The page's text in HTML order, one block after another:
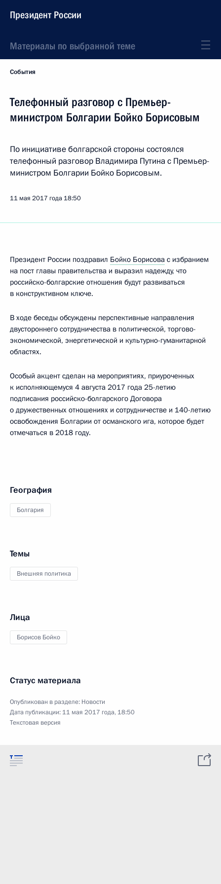
Президент России
Материалы по выбранной теме
События
Телефонный разговор с Премьер-
министром Болгарии Бойко Борисовым
По инициативе болгарской стороны состоялся
телефонный разговор Владимира Путина с Премьер-
министром Болгарии Бойко Борисовым.
11 мая 2017 года 18:50
Президент России поздравил Бойко Борисова с избранием
на пост главы правительства и выразил надежду, что
российско-болгарские отношения будут развиваться
в конструктивном ключе.
В ходе беседы обсуждены перспективные направления
двустороннего сотрудничества в политической, торгово-
экономической, энергетической и культурно-гуманитарной
областях.
Особый акцент сделан на мероприятиях, приуроченных
к исполняющемуся 4 августа 2017 года 25-летию
подписания российско-болгарского Договора
о дружественных отношениях и сотрудничестве и 140-летию
освобождения Болгарии от османского ига, которое будет
отмечаться в 2018 году.
География
Болгария
Темы
Внешняя политика
Лица
Борисов Бойко
Статус материала
Опубликован в разделе: Новости
Дата публикации: 11 мая 2017 года, 18:50
Текстовая версия